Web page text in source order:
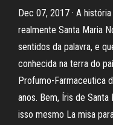
Dec 07, 2017 · A
realmente Santa Maria
sentidos da palavra, e
conhecida na terra do
Profumo-Farmaceutica
anos. Bem, Íris de
isso mesmo La misa